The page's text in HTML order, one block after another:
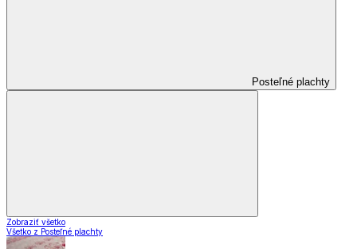
Posteľné plachty
Zobraziť všetko
Všetko z Posteľné plachty